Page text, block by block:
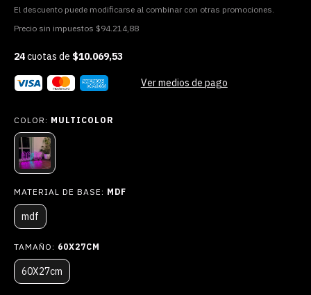
El descuento puede modificarse al combinar con otras promociones.
Precio sin impuestos $94.214,88
24cuotas de $10.069,53
Ver medios de pago
COLOR: MULTICOLOR
MATERIAL DE BASE: MDF
mdf
TAMAÑO: 60X27CM
60X27cm